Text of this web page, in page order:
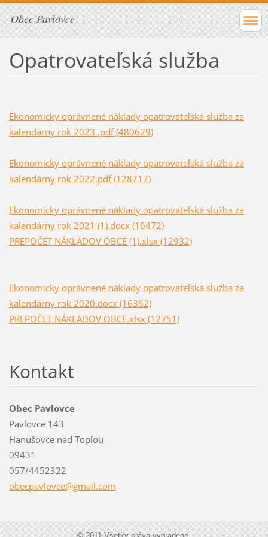
Obec Pavlovce
Opatrovateľská služba
Ekonomicky oprávnené náklady opatrovateľská služba za
kalendárny rok 2023 .pdf (480629)
Ekonomicky oprávnené náklady opatrovateľská služba za
kalendárny rok 2022.pdf (128717)
Ekonomicky oprávnené náklady opatrovateľská služba za
kalendárny rok 2021 (1).docx (16472)
PREPOČET NÁKLADOV OBCE (1).xlsx (12932)
Ekonomicky oprávnené náklady opatrovateľská služba za
kalendárny rok 2020.docx (16362)
PREPOČET NÁKLADOV OBCE.xlsx (12751)
Kontakt
Obec Pavlovce
Pavlovce 143
Hanušovce nad Topľou
09431
057/4452322
obecpavlovce@gmail.com